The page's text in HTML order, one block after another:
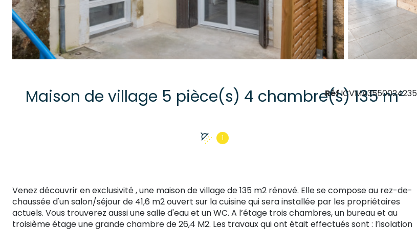
Maison de village 5 pièce(s) 4 chambre(s) 135 m²
1
RéfICVMA3550024235
Venez découvrir en exclusivité , une maison de village de 135 m2 rénové. Elle se compose au rez-de-
chaussée d'un salon/séjour de 41,6 m2 ouvert sur la cuisine qui sera installée par les propriétaires
actuels. Vous trouverez aussi une salle d'eau et un WC. A l’étage trois chambres, un bureau et au
troisième étage une grande chambre de 26,4 M2. Les travaux qui ont était effectués sont : l’isolation